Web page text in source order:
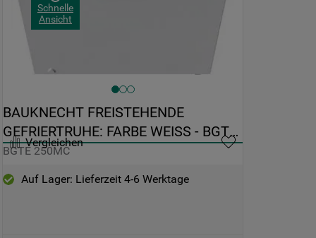
Schnelle
Ansicht
Vergleichen
BAUKNECHT FREISTEHENDE
GEFRIERTRUHE: FARBE WEISS - BGTE
250MC
BGTE 250MC
Auf Lager: Lieferzeit 4-6 Werktage